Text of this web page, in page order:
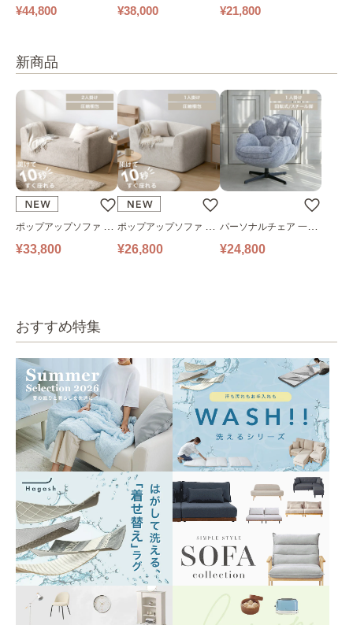
ァ｜ベージュ
¥44,800
け
¥38,000
ックソファ ワイド
¥21,800
新商品
ポップアップソファ ソ
ファ フロアソファ 幅14
¥33,800
ポップアップソファ ソ
ファ フロアソファ 幅10
¥26,800
パーソナルチェア 一人
掛けソファ O’HANA ソ
¥24,800
おすすめ特集